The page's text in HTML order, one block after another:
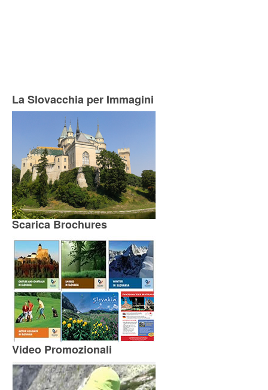
La Slovacchia per Immagini
Scarica Brochures
Video Promozionali